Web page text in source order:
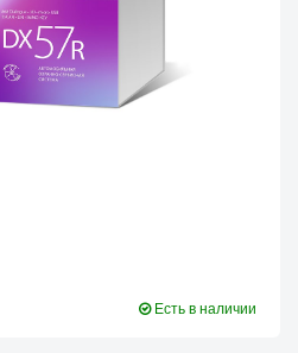
Есть в наличии